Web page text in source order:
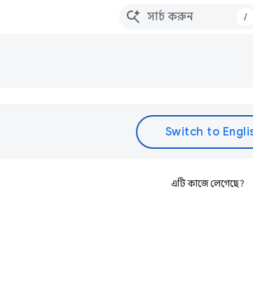
/
এটি কাজে লেগেছে?